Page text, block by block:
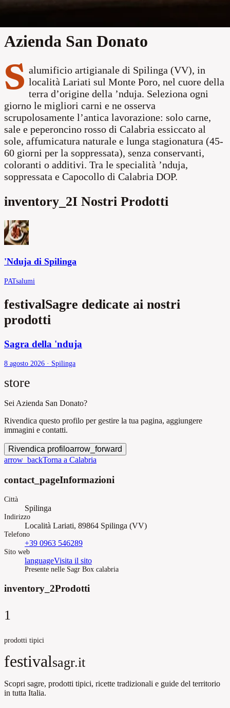
Azienda San Donato
S alumificio artigianale di Spilinga (VV), in
località Lariati sul Monte Poro, nel cuore della
terra d’origine della ’nduja. Seleziona ogni
giorno le migliori carni e ne osserva
scrupolosamente l’antica lavorazione: solo carne,
sale e peperoncino rosso di Calabria essiccato al
sole, affumicatura naturale e lunga stagionatura (45-
60 giorni per la soppressata), senza conservanti,
coloranti o additivi. Tra le specialità ’nduja,
soppressata e Capocollo di Calabria DOP.
inventory_2I Nostri Prodotti
'Nduja di Spilinga
PATsalumi
festivalSagre dedicate ai nostri
prodotti
Sagra della 'nduja
8 agosto 2026 · Spilinga
store
Sei Azienda San Donato?
Rivendica questo profilo per gestire la tua pagina, aggiungere
immagini e contatti.
Rivendica profiloarrow_forward
arrow_backTorna a Calabria
contact_pageInformazioni
Città
Spilinga
Indirizzo
Località Lariati, 89864 Spilinga (VV)
Telefono
+39 0963 546289
Sito web
languageVisita il sito
Presente nelle Sagr Box calabria
inventory_2Prodotti
1
prodotti tipici
festivalsagr.it
Scopri sagre, prodotti tipici, ricette tradizionali e guide del territorio
in tutta Italia.